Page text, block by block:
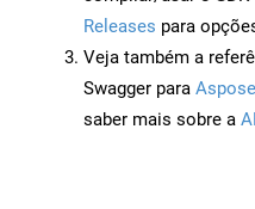
Releases para
Veja também a
Swagger para
saber mais sobre a